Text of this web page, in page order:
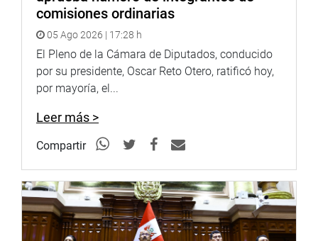
comisiones ordinarias
05 Ago 2026 | 17:28 h
El Pleno de la Cámara de Diputados, conducido
por su presidente, Oscar Reto Otero, ratificó hoy,
por mayoría, el...
Leer más >
Compartir